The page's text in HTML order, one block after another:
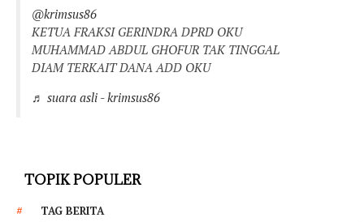
@krimsus86
KETUA FRAKSI GERINDRA DPRD OKU
MUHAMMAD ABDUL GHOFUR TAK TINGGAL
DIAM TERKAIT DANA ADD OKU
♬ suara asli - krimsus86
TOPIK POPULER
TAG BERITA